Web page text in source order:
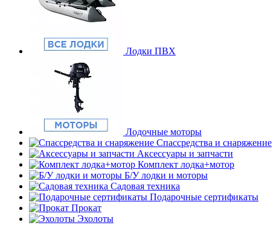
Лодки ПВХ
Лодочные моторы
Спассредства и снаряжение
Аксессуары и запчасти
Комплект лодка+мотор
Б/У лодки и моторы
Садовая техника
Подарочные сертификаты
Прокат
Эхолоты